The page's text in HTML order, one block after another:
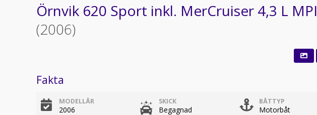
Örnvik 620 Sport inkl. MerCruiser 4,3 L MPI
(2006)
Fakta
MODELLÅR
2006
SKICK
Begagnad
BÅTTYP
Motorbåt